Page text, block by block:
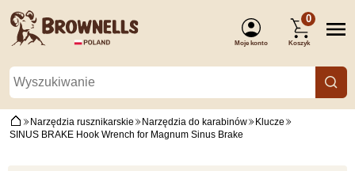
Moje konto
0
Koszyk
Narzędzia rusznikarskie Narzędzia do karabinów
Klucze
SINUS BRAKE Hook Wrench for Magnum Sinus Brake